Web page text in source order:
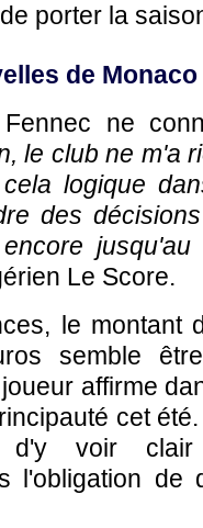
porter la
de Monaco
ne
le club ne m'a
logique
des
jusqu'au
Le Score.
le montant
semble
affirme
cet
d'y voir
l'obligation de